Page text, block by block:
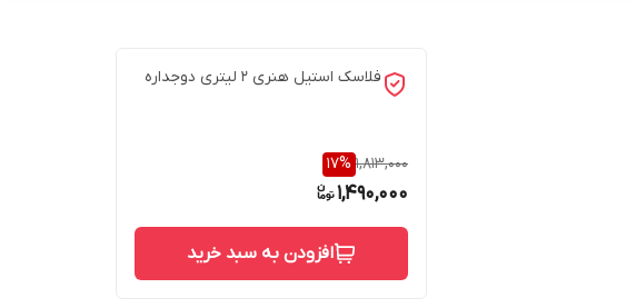
فلاسک استیل هنری ۲ لیتری دوجداره
1,813,000
17%
1,490,000
افزودن به سبد خرید